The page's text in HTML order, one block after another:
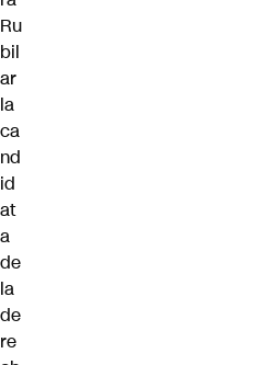
Ru
bil
ar
la
ca
nd
id
at
a
de
la
de
re